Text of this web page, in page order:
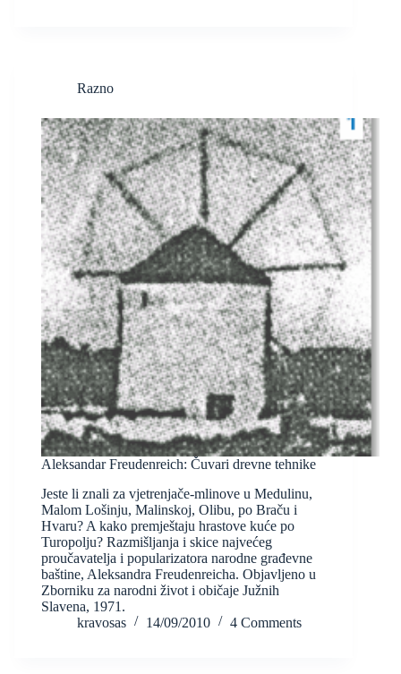
Razno
Aleksandar Freudenreich: Čuvari drevne tehnike
Jeste li znali za vjetrenjače-mlinove u Medulinu,
Malom Lošinju, Malinskoj, Olibu, po Braču i
Hvaru? A kako premještaju hrastove kuće po
Turopolju? Razmišljanja i skice najvećeg
proučavatelja i popularizatora narodne građevne
baštine, Aleksandra Freudenreicha. Objavljeno u
Zborniku za narodni život i običaje Južnih
Slavena, 1971.
kravosas
14/09/2010 4 Comments